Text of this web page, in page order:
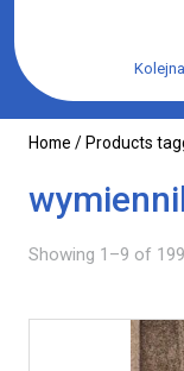
content
Home / Products
Showing 1–9 of